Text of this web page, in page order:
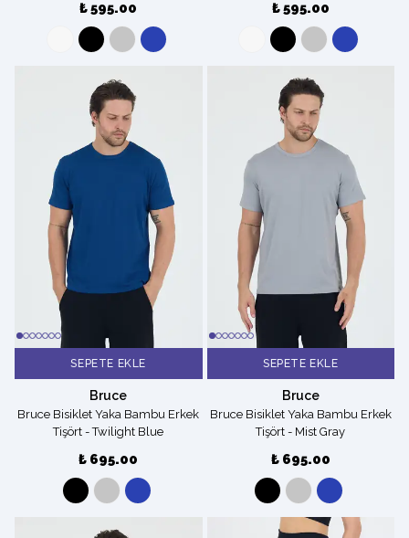
₺ 595.00 ₺ 595.00
SEPETE EKLE
Bruce
Bruce Bisiklet Yaka Bambu Erkek
Tişört - Twilight Blue
₺ 695.00
SEPETE EKLE
Bruce
Bruce Bisiklet Yaka Bambu Erkek
Tişört - Mist Gray
₺ 695.00